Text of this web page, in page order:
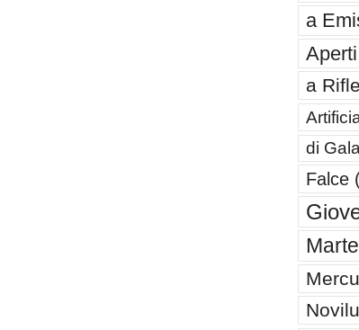
a
Aperti
a
di
Falce
Marte